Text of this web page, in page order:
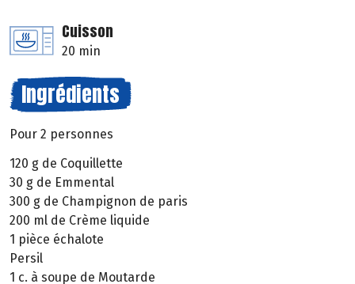
Cuisson
20 min
Ingrédients
Pour 2 personnes
120 g de Coquillette
30 g de Emmental
300 g de Champignon de paris
200 ml de Crème liquide
1 pièce échalote
Persil
1 c. à soupe de Moutarde